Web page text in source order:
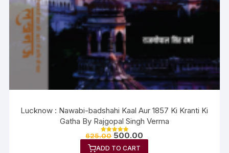
Lucknow : Nawabi-badshahi Kaal Aur 1857 Ki Kranti Ki
Gatha By Rajgopal Singh Verma
Rated
out of 5
625.00 500.00
ADD TO CART